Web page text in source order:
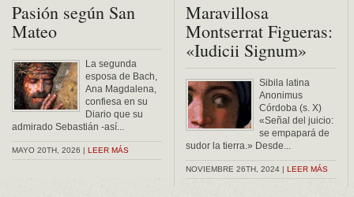
Pasión según San
Mateo
La segunda
esposa de Bach,
Ana Magdalena,
confiesa en su
Diario que su
admirado Sebastián -así...
MAYO 20TH, 2026 | LEER MÁS
Maravillosa
Montserrat Figueras:
«Iudicii Signum»
Sibila latina
Anonimus
Córdoba (s. X)
«Señal del juicio:
se empapará de
sudor la tierra.» Desde...
NOVIEMBRE 26TH, 2024 | LEER MÁS